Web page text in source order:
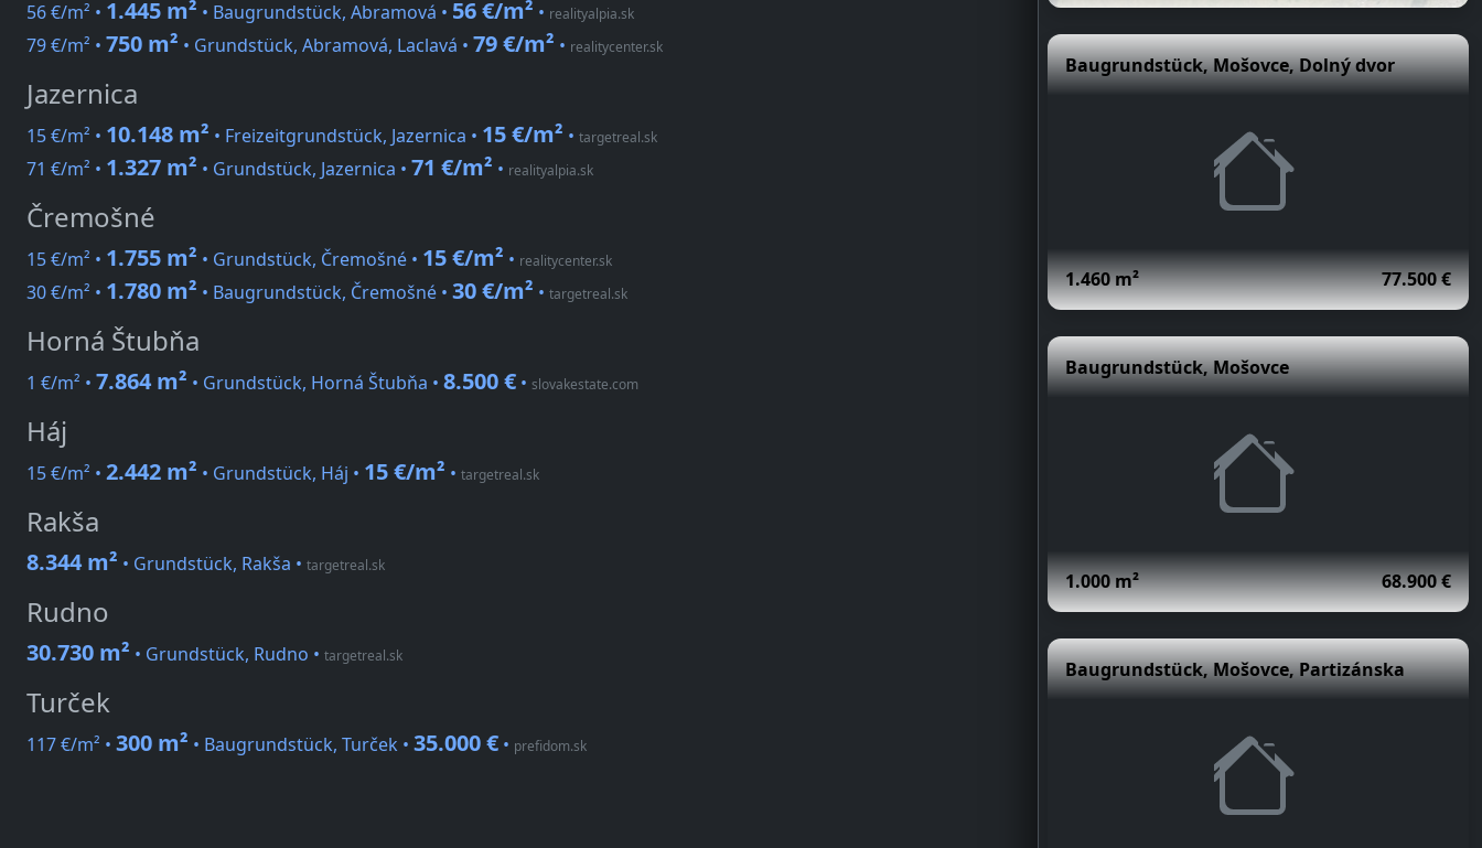
56 €/m² • 1.445 m² • Baugrundstück, Abramová • 56 €/m² • realityalpia.sk
79 €/m² • 750 m² • Grundstück, Abramová, Laclavá • 79 €/m² • realitycenter.sk
Jazernica
15 €/m² • 10.148 m² • Freizeitgrundstück, Jazernica • 15 €/m² • targetreal.sk
71 €/m² • 1.327 m² • Grundstück, Jazernica • 71 €/m² • realityalpia.sk
Čremošné
15 €/m² • 1.755 m² • Grundstück, Čremošné • 15 €/m² • realitycenter.sk
30 €/m² • 1.780 m² • Baugrundstück, Čremošné • 30 €/m² • targetreal.sk
Horná Štubňa
1 €/m² • 7.864 m² • Grundstück, Horná Štubňa • 8.500 € • slovakestate.com
Háj
15 €/m² • 2.442 m² • Grundstück, Háj • 15 €/m² • targetreal.sk
Rakša
8.344 m² • Grundstück, Rakša • targetreal.sk
Rudno
30.730 m² • Grundstück, Rudno • targetreal.sk
Turček
117 €/m² • 300 m² • Baugrundstück, Turček • 35.000 € • prefidom.sk